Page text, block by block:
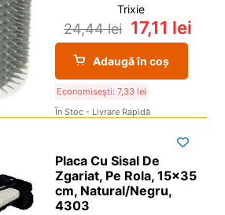
Trixie
24,44lei 17,11 lei
Adaugă în coș
Economisești: 7,33 lei
În Stoc - Livrare Rapidă
Placa Cu Sisal De
Zgariat, Pe Rola, 15×35
cm, Natural/Negru,
4303